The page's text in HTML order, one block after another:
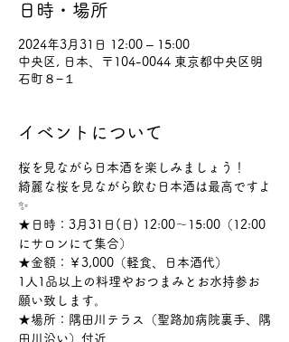
日時・場所
2024年3月31日 12:00 – 15:00
中央区, 日本、〒104-0044 東京都中央区明
石町８−１
イベントについて
桜を見ながら日本酒を楽しみましょう！
綺麗な桜を見ながら飲む日本酒は最高ですよ
✨
★日時：3月31日(日) 12:00～15:00（12:00
にサロンにて集合）
★金額：￥3,000（軽食、日本酒代）
1人1品以上の料理やおつまみとお水持参お
願い致します。
★場所：隅田川テラス（聖路加病院裏手、隅
田川沿い）付近